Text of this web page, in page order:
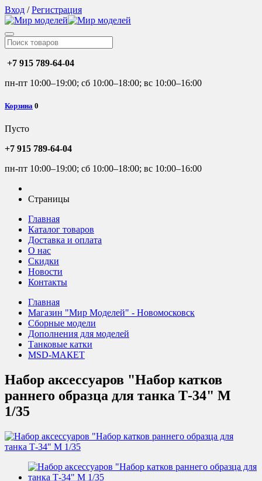
Вход /Регистрация
+7 915 789-64-04
пн-пт 10:00–19:00; сб 10:00–18:00; вс 10:00–16:00
Корзина 0
Пусто
+7 915 789-64-04
пн-пт 10:00–19:00; сб 10:00–18:00; вс 10:00–16:00
Страницы
Главная
Каталог товаров
Доставка и оплата
О нас
Скидки
Новости
Контакты
Главная
Магазин "Мир Моделей" - Новомосковск
Сборные модели
Дополнения для моделей
Танковые катки
MSD-МАКЕТ
Набор аксессуаров "Набор катков
раннего образца для танка Т-34" М
1/35